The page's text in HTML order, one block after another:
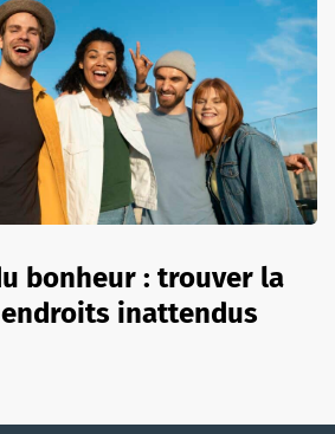
bonheur : trouver la
inattendus